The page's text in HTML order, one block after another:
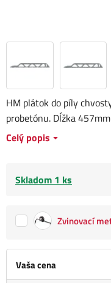
Vaša cena
HM plátok do píly
probetónu. Dĺžka
Celý popis
Skladom 1 ks
Zvinovací